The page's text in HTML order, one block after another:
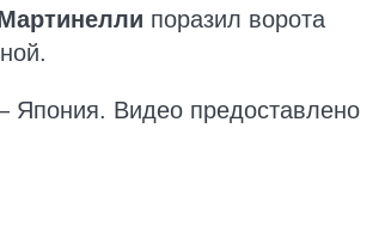
поразил ворота
Япония. Видео предоставлено